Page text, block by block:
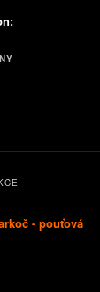
- pouťová